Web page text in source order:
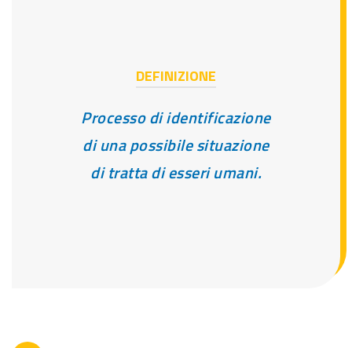
DEFINIZIONE
Processo di identificazione
di una possibile situazione
di tratta di esseri umani.